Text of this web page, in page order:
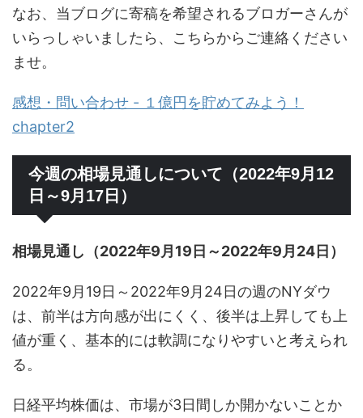
なお、当ブログに寄稿を希望されるブロガーさんが
いらっしゃいましたら、こちらからご連絡ください
ませ。
感想・問い合わせ - １億円を貯めてみよう！
chapter2
今週の相場見通しについて（2022年9月12
日～9月17日）
相場見通し（2022年9月19日～2022年9月24日）
2022年9月19日～2022年9月24日の週のNYダウ
は、前半は方向感が出にくく、後半は上昇しても上
値が重く、基本的には軟調になりやすいと考えられ
る。
日経平均株価は、市場が3日間しか開かないことか